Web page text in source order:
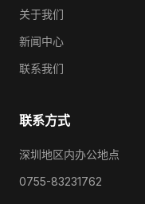
关于我们
新闻中心
联系我们
联系方式
深圳地区内办公地点
0755-83231762